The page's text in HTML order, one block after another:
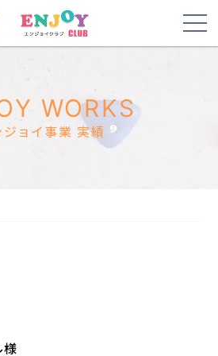
WORKS
ジョイ事業 実績
様